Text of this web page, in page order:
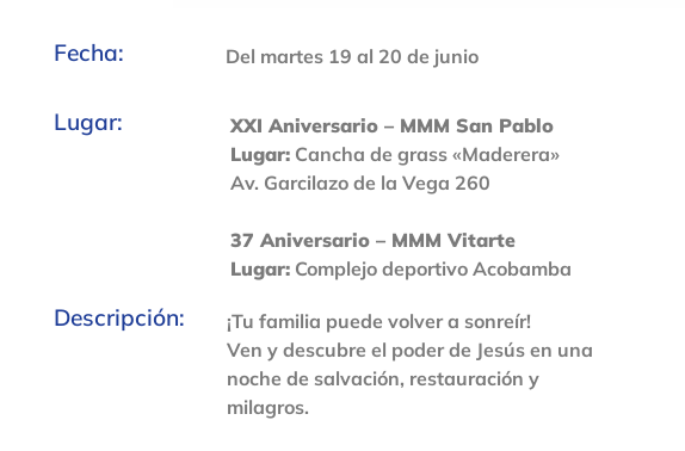
Fecha: Del martes 19 al 20 de junio
Lugar:
XXI Aniversario – MMM San Pablo
Lugar: Cancha de grass «Maderera»
Av. Garcilazo de la Vega 260
37 Aniversario – MMM Vitarte
Lugar: Complejo deportivo Acobamba
Descripción:
¡Tu familia puede volver a sonreír!
Ven y descubre el poder de Jesús en una
noche de salvación, restauración y
milagros.